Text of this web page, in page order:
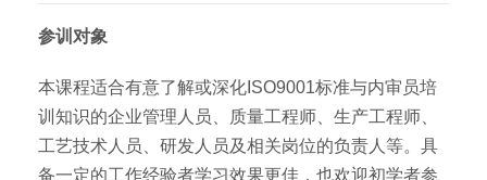
参训对象
本课程适合有意了解或深化ISO9001标准与内审员培
训知识的企业管理人员、质量工程师、生产工程师、
工艺技术人员、研发人员及相关岗位的负责人等。具
备一定的工作经验者学习效果更佳，也欢迎初学者参